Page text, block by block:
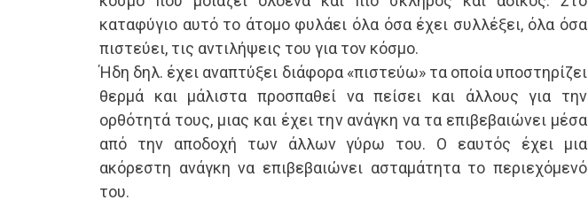
καταφύγιο αυτό το άτομο φυλάει όλα όσα έχει συλλέξει, όλα όσα
πιστεύει, τις αντιλήψεις του για τον κόσμο.
Ήδη δηλ. έχει αναπτύξει διάφορα «πιστεύω» τα οποία υποστηρίζει
θερμά και μάλιστα προσπαθεί να πείσει και άλλους για την
ορθότητά τους, μιας και έχει την ανάγκη να τα επιβεβαιώνει μέσα
από την αποδοχή των άλλων γύρω του. Ο εαυτός έχει μια
ακόρεστη ανάγκη να επιβεβαιώνει ασταμάτητα το περιεχόμενό
του.